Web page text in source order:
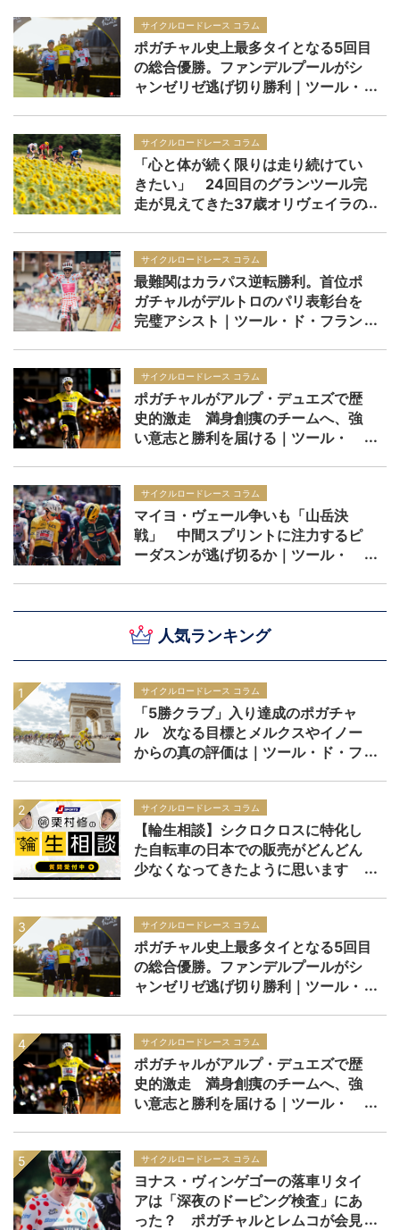
人気ランキング
サイクルロードレース コラム
「5勝クラブ」入り達成のポガチャ
ル 次なる目標とメルクスやイノー
からの真の評価は｜ツール・ド・フ
サイクルロードレース コラム
【輪生相談】シクロクロスに特化し
た自転車の日本での販売がどんどん
少なくなってきたように思います
サイクルロードレース コラム
ポガチャル史上最多タイとなる5回目
の総合優勝。ファンデルプールがシ
ャンゼリゼ逃げ切り勝利｜ツール・
サイクルロードレース コラム
ポガチャルがアルプ・デュエズで歴
史的激走 満身創痍のチームへ、強
い意志と勝利を届ける｜ツール・
サイクルロードレース コラム
ヨナス・ヴィンゲゴーの落車リタイ
アは「深夜のドーピング検査」にあ
った？ ポガチャルとレムコが会見
サイクルロードレース コラム
ポガチャル史上最多タイとなる5回目
の総合優勝。ファンデルプールがシ
ャンゼリゼ逃げ切り勝利｜ツール・
サイクルロードレース コラム
「心と体が続く限りは走り続けてい
きたい」 24回目のグランツール完
走が見えてきた37歳オリヴェイラの
サイクルロードレース コラム
最難関はカラパス逆転勝利。首位ポ
ガチャルがデルトロのパリ表彰台を
完璧アシスト｜ツール・ド・フラン
サイクルロードレース コラム
ポガチャルがアルプ・デュエズで歴
史的激走 満身創痍のチームへ、強
い意志と勝利を届ける｜ツール・
サイクルロードレース コラム
マイヨ・ヴェール争いも「山岳決
戦」 中間スプリントに注力するピ
ーダスンが逃げ切るか｜ツール・